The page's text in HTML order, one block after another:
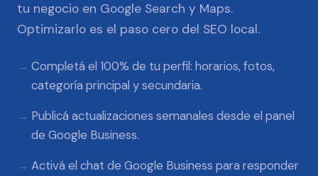
tu negocio en Google Search y Maps.
Optimizarlo es el paso cero del SEO local.
Completá el 100% de tu perfil: horarios, fotos,
categoría principal y secundaria.
Publicá actualizaciones semanales desde el panel
de Google Business.
Activá el chat de Google Business para responder